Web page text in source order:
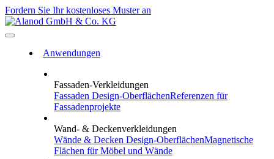
Fordern Sie Ihr kostenloses Muster an
Anwendungen
Fassaden-Verkleidungen
Fassaden Design-OberflächenReferenzen für
Fassadenprojekte
Wand- & Deckenverkleidungen
Wände & Decken Design-OberflächenMagnetische
Flächen für Möbel und Wände